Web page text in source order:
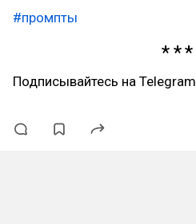
#промпты
Подписывайтесь на Telegram